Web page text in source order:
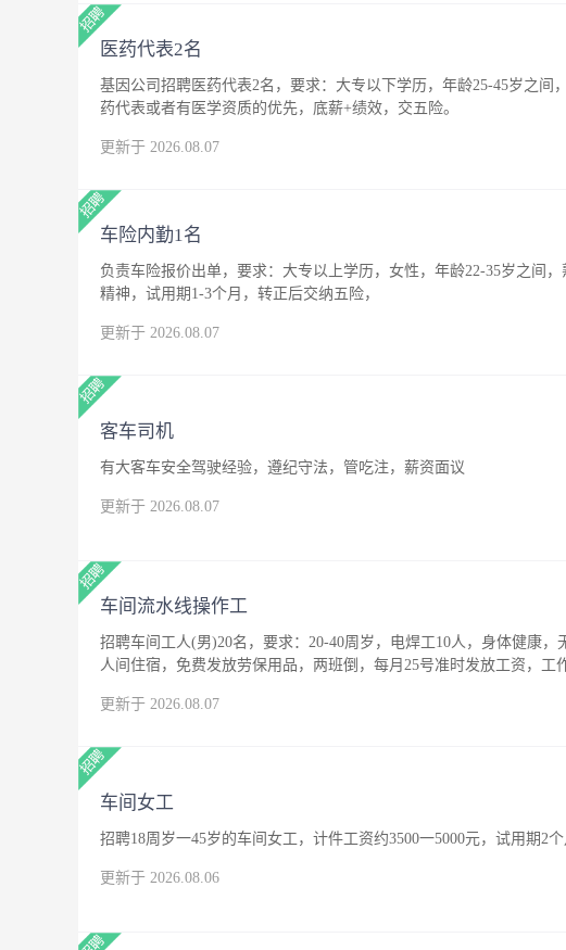
医药代表2名
基因公司招聘医药代表2名，要求：大专以下学历，年龄25-45岁之间
药代表或者有医学资质的优先，底薪+绩效，交五险。
更新于 2026.08.07
车险内勤1名
负责车险报价出单，要求：大专以上学历，女性，年龄22-35岁之间
精神，试用期1-3个月，转正后交纳五险，
更新于 2026.08.07
客车司机
有大客车安全驾驶经验，遵纪守法，管吃注，薪资面议
更新于 2026.08.07
车间流水线操作工
招聘车间工人(男)20名，要求：20-40周岁，电焊工10人，身体健康，
人间住宿，免费发放劳保用品，两班倒，每月25号准时发放工资，工
更新于 2026.08.07
车间女工
招聘18周岁一45岁的车间女工，计件工资约3500一5000元，试用期2
更新于 2026.08.06